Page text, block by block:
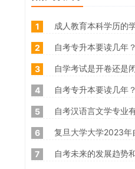
1 成人教育本科学历的
2 自考专升本要读几年？
3 自学考试是开卷还是
4 自考专升本要读几年？
5 自考汉语言文学专业
6 复旦大学大学2023年
7 自考未来的发展趋势